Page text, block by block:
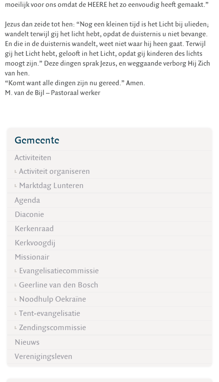
moeilijk voor ons omdat de HEERE het zo eenvoudig heeft gemaakt.”
Jezus dan zeide tot hen: “Nog een kleinen tijd is het Licht bij ulieden;
wandelt terwijl gij het licht hebt, opdat de duisternis u niet bevange.
En die in de duisternis wandelt, weet niet waar hij heen gaat. Terwijl
gij het Licht hebt, gelooft in het Licht, opdat gij kinderen des lichts
moogt zijn.” Deze dingen sprak Jezus, en weggaande verborg Hij Zich
van hen.
“Komt want alle dingen zijn nu gereed.” Amen.
M. van de Bijl – Pastoraal werker
Gemeente
Activiteiten
Activiteit organiseren
Marktdag Lunteren
Agenda
Diaconie
Kerkenraad
Kerkvoogdij
Missionair
Evangelisatiecommissie
Geerline van den Bosch
Noodhulp Oekraïne
Tent-evangelisatie
Zendingscommissie
Nieuws
Verenigingsleven